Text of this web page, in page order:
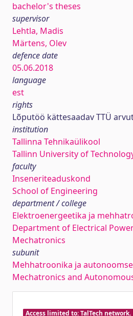
bachelor's theses
supervisor
Lehtla, Madis
Märtens, Olev
defence date
05.06.2018
language
est
rights
Lõputöö kättesaadav TTÜ
institution
Tallinna Tehnikaülikool
Tallinn University of
faculty
Inseneriteaduskond
School of Engineering
department / college
Elektroenergeetika ja
Department of Electrical
Mechatronics
subunit
Mehhatroonika ja
Mechatronics and
Access limited to: TalTech network.